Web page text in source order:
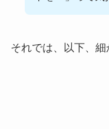
それでは、以下、細